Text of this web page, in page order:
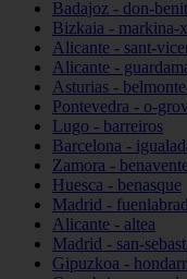
Badajoz - don-
Bizkaia - markina-
Alicante - sant-
Alicante -
Asturias -
Pontevedra - o-
Lugo - barreiros
Barcelona -
Zamora -
Huesca - benasque
Madrid -
Alicante - altea
Madrid - san-
Gipuzkoa -